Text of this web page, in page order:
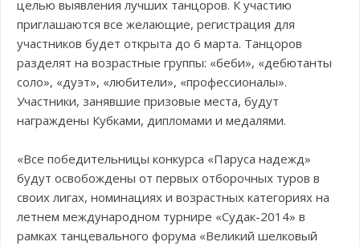
целью выявления лучших танцоров. К участию
приглашаются все желающие, регистрация для
участников будет открыта до 6 марта. Танцоров
разделят на возрастные группы: «беби», «дебютанты
соло», «дуэт», «любители», «профессионалы».
Участники, занявшие призовые места, будут
награждены Кубками, дипломами и медалями.
«Все победительницы конкурса «Паруса надежд»
будут освобождены от первых отборочных туров в
своих лигах, номинациях и возрастных категориях на
летнем международном турнире «Судак-2014» в
рамках танцевального форума «Великий шелковый